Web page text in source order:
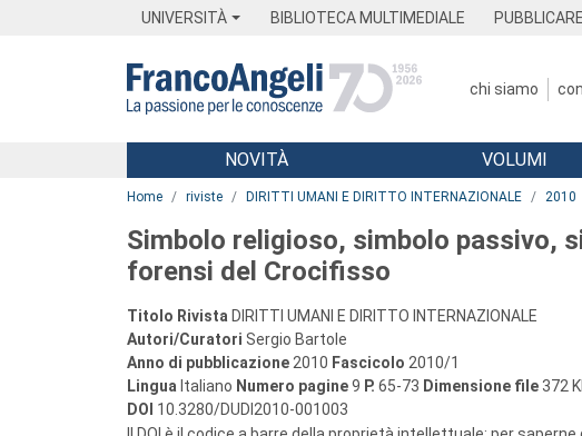
UNIVERSITÀ BIBLIOTECA MULTIMEDIALE
chi siamo
Menu
NOVITÀ VOLUMI
Home riviste DIRITTI UMANI E DIRITTO INTERNAZIONALE 2010
Simbolo religioso, simbolo passivo,
forensi del Crocifisso
Titolo Rivista DIRITTI UMANI E DIRITTO INTERNAZIONALE
Autori/Curatori Sergio Bartole
Anno di pubblicazione 2010 Fascicolo 2010/1
Lingua Italiano Numero pagine9 P. 65-73 Dimensione file 372
DOI 10.3280/DUDI2010-001003